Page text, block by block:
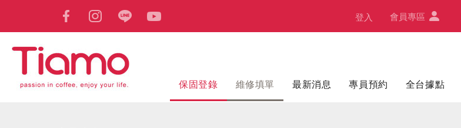
登入 會員專區
保固登錄 維修填單 最新消息 專員預約 全台據點